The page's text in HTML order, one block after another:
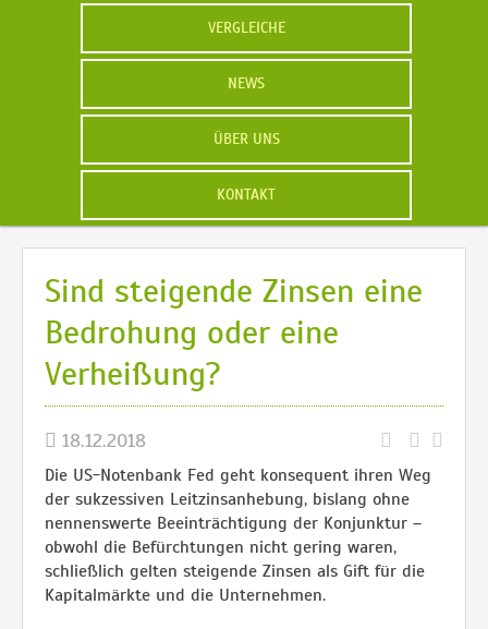
VERGLEICHE
NEWS
ÜBER UNS
KONTAKT
Sind steigende Zinsen eine
Bedrohung oder eine
Verheißung?
18.12.2018
Die US-Notenbank Fed geht konsequent ihren Weg
der sukzessiven Leitzinsanhebung, bislang ohne
nennenswerte Beeinträchtigung der Konjunktur –
obwohl die Befürchtungen nicht gering waren,
schließlich gelten steigende Zinsen als Gift für die
Kapitalmärkte und die Unternehmen.